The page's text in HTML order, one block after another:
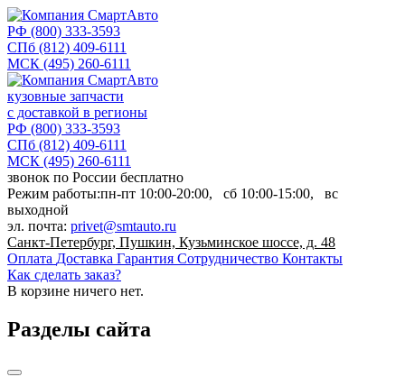
РФ (800) 333-3593
СПб (812) 409-6111
МСК (495) 260-6111
кузовные запчасти
с доставкой в регионы
РФ (800) 333-3593
СПб (812) 409-6111
МСК (495) 260-6111
звонок по России бесплатно
Режим работы:пн-пт 10:00-20:00, сб 10:00-15:00, вс
выходной
эл. почта: privet@smtauto.ru
Санкт-Петербург, Пушкин, Кузьминское шоссе, д. 48
Оплата Доставка Гарантия Сотрудничество Контакты
Как сделать заказ?
В корзине ничего нет.
Разделы сайта